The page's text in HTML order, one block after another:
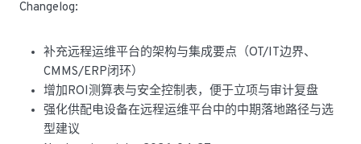
Changelog:
补充远程运维平台的架构与集成要点（OT/IT边界、
CMMS/ERP闭环）
增加ROI测算表与安全控制表，便于立项与审计复盘
强化供配电设备在远程运维平台中的中期落地路径与选
型建议